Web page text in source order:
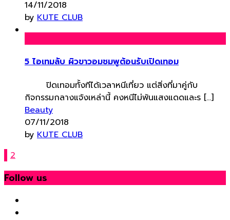
14/11/2018
by KUTE CLUB
5 ไอเทมลับ ผิวขาวอมชมพูต้อนรับเปิดเทอม
ปิดเทอมทั้งทีได้เวลาหนีเที่ยว แต่สิ่งที่มาคู่กับ
กิจกรรมกลางแจ้งเหล่านี้ คงหนีไม่พ้นแสงแดดและร […]
Beauty
07/11/2018
by KUTE CLUB
2
Follow us